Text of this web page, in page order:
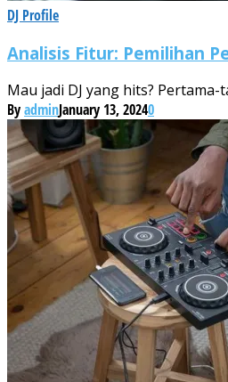
DJ Profile
Analisis Fitur: Pemilihan
Mau jadi DJ yang hits?
ByadminJanuary 13, 20240